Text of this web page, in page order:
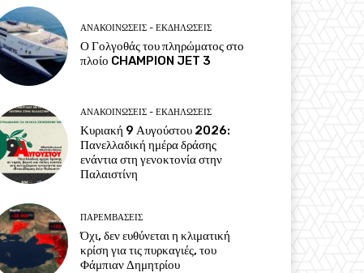
ΑΝΑΚΟΙΝΩΣΕΙΣ - ΕΚΔΗΛΩΣΕΙΣ
Ο Γολγοθάς του πληρώματος στο
πλοίο CHAMPION JET 3
ΑΝΑΚΟΙΝΩΣΕΙΣ - ΕΚΔΗΛΩΣΕΙΣ
Κυριακή 9 Αυγούστου 2026:
Πανελλαδική ημέρα δράσης
ενάντια στη γενοκτονία στην
Παλαιστίνη
ΠΑΡΕΜΒΑΣΕΙΣ
Όχι, δεν ευθύνεται η κλιματική
κρίση για τις πυρκαγιές, του
Φάμπιαν Δημητρίου